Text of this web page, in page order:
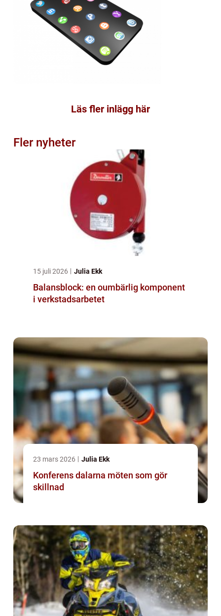
Läs fler inlägg här
Fler nyheter
15 juli 2026 Julia Ekk
Balansblock: en oumbärlig komponent
i verkstadsarbetet
23 mars 2026 Julia Ekk
Konferens dalarna möten som gör
skillnad